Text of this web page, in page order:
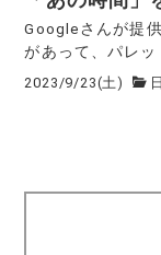
Googleさんが提
があって、パレッ
2023/9/23(土)